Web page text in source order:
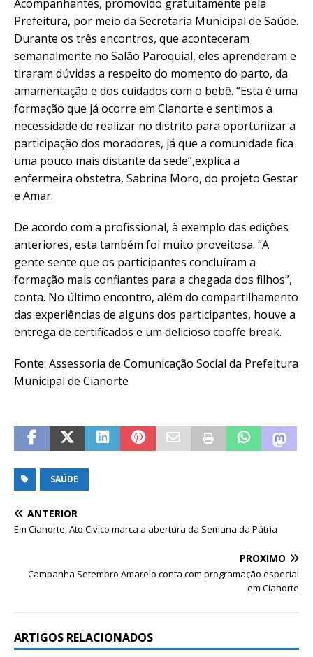
Acompanhantes, promovido gratuitamente pela
Prefeitura, por meio da Secretaria Municipal de Saúde.
Durante os três encontros, que aconteceram
semanalmente no Salão Paroquial, eles aprenderam e
tiraram dúvidas a respeito do momento do parto, da
amamentação e dos cuidados com o bebê. “Esta é uma
formação que já ocorre em Cianorte e sentimos a
necessidade de realizar no distrito para oportunizar a
participação dos moradores, já que a comunidade fica
uma pouco mais distante da sede”,explica a
enfermeira obstetra, Sabrina Moro, do projeto Gestar
e Amar.
De acordo com a profissional, à exemplo das edições
anteriores, esta também foi muito proveitosa. “A
gente sente que os participantes concluíram a
formação mais confiantes para a chegada dos filhos”,
conta. No último encontro, além do compartilhamento
das experiências de alguns dos participantes, houve a
entrega de certificados e um delicioso cooffe break.
Fonte: Assessoria de Comunicação Social da Prefeitura
Municipal de Cianorte
SAÚDE
ANTERIOR
Em Cianorte, Ato Cívico marca a abertura da Semana da Pátria
PRÓXIMO
Campanha Setembro Amarelo conta com programação especial
em Cianorte
ARTIGOS RELACIONADOS